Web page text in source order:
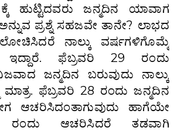
ಹುಟ್ಟಿದವರು ಜನ್ಮದಿನ ಯಾವಾಗ
ಪ್ರಶ್ನೆ ಸಹಜವೇ ತಾನೇ? ಲಾಭದ
ನಾಲ್ಕು ವರ್ಷಗಳಿಗೊಮ್ಮೆ
ಇದ್ದಾರೆ. ಫೆಬ್ರವರಿ 29 ರಂದು
ಜನ್ಮದಿನ ಬರುವುದು ನಾಲ್ಕು
ಫೆಬ್ರವರಿ 28 ರಂದು ಜನ್ಮದಿನ
ಆಚರಿಸಿದಂತಾಗುವುದು ಹಾಗೆಯೇ
ಆಚರಿಸಿದರೆ ತಡವಾಗಿ